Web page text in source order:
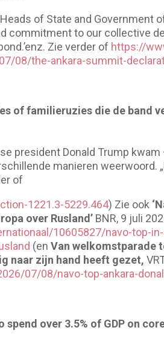
Heads of State and Government
commitment to our collective
Zie verder of https://
08/the-ankara-summit-
of familieruzies die de band
president Donald Trump
manieren weerwoord.
of
1221.3-5229.464) Zie ook ‘
over Rusland’ BNR, 9 juli
10605827/navo-top-
(en Van welkomstparade
naar zijn hand heeft gezet,
07/08/navo-top-ankara-
spend over 3.5% of GDP on